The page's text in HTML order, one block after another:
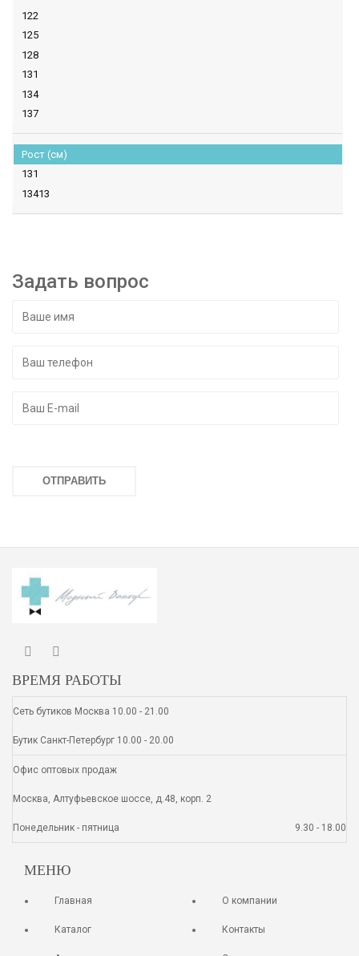
122
125
128
131
134
137
Рост (см)
131
13413
Задать вопрос
ВРЕМЯ РАБОТЫ
Сеть бутиков Москва 10.00 - 21.00
Бутик Санкт-Петербург 10.00 - 20.00
Офис оптовых продаж
Москва, Алтуфьевское шоссе, д.48, корп. 2
Понедельник - пятница 9.30 - 18.00
МЕНЮ
Главная
Каталог
О компании
Контакты